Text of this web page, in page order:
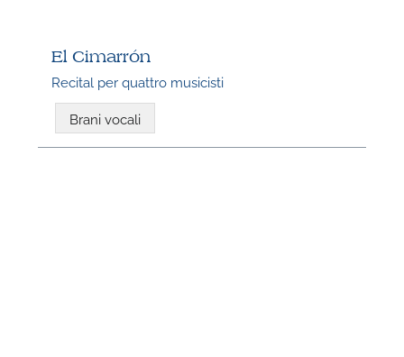
El Cimarrón
Recital per quattro musicisti
Brani vocali